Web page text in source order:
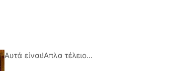
Αυτά είναι!Απλα τέλειο...